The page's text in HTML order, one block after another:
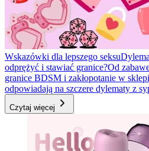
Wskazówki dla lepszego seksu
odprężyć i stawiać granice?Od
granice BDSM i zakłopotanie w
odpowiadają na szczere dylematy z
Czytaj więcej